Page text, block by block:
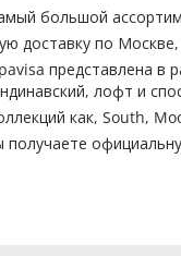
большой
доставку по
представлена
лофт и
как, South,